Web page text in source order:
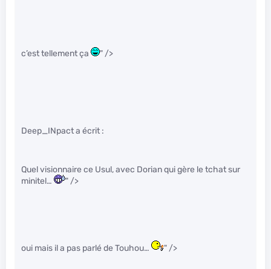
c’est tellement ça " />
Deep_INpact a écrit :
Quel visionnaire ce Usul, avec Dorian qui gère le tchat sur
minitel…
" />
oui mais il a pas parlé de Touhou… " />